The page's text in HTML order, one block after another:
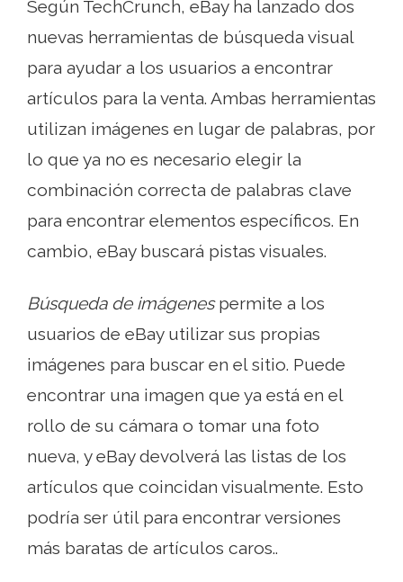
Según TechCrunch, eBay ha lanzado dos
nuevas herramientas de búsqueda visual
para ayudar a los usuarios a encontrar
artículos para la venta. Ambas herramientas
utilizan imágenes en lugar de palabras, por
lo que ya no es necesario elegir la
combinación correcta de palabras clave
para encontrar elementos específicos. En
cambio, eBay buscará pistas visuales.
Búsqueda de imágenespermite a los
usuarios de eBay utilizar sus propias
imágenes para buscar en el sitio. Puede
encontrar una imagen que ya está en el
rollo de su cámara o tomar una foto
nueva, y eBay devolverá las listas de los
artículos que coincidan visualmente. Esto
podría ser útil para encontrar versiones
más baratas de artículos caros..